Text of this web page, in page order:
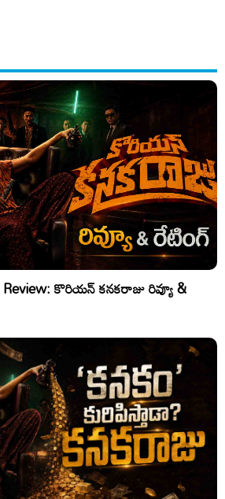
Review: కొరియన్ కనకరాజు రివ్యూ &